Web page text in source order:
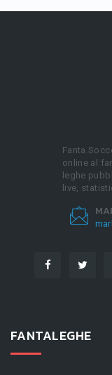
online al
leghe
live,
FANTALEGHE